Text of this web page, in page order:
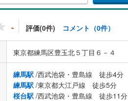
- 評価(0件) コメント（0件）
東京都練馬区豊玉北５丁目６－４
練馬駅 /西武池袋・豊島線 徒歩4分
練馬駅 /東京都大江戸線 徒歩5分
桜台駅 /西武池袋・豊島線 徒歩11分